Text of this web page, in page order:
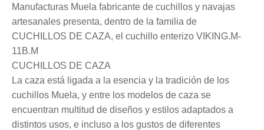
Manufacturas Muela fabricante de cuchillos y navajas
artesanales presenta, dentro de la familia de
CUCHILLOS DE CAZA, el cuchillo enterizo VIKING.M-
11B.M
CUCHILLOS DE CAZA
La caza está ligada a la esencia y la tradición de los
cuchillos Muela, y entre los modelos de caza se
encuentran multitud de diseños y estilos adaptados a
distintos usos, e incluso a los gustos de diferentes